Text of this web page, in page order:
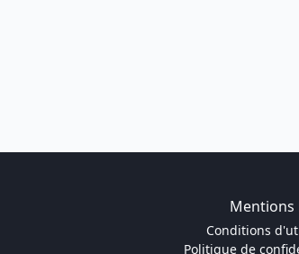
Mentions
Conditions
Politique de